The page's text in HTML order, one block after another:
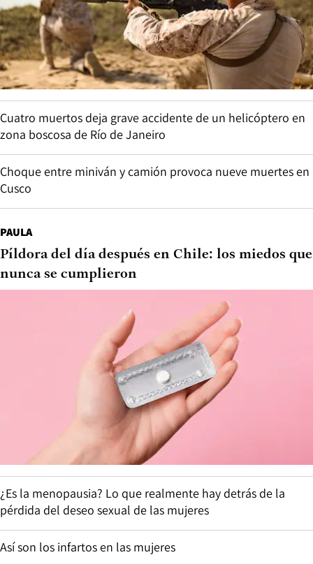
Cuatro muertos deja grave accidente de un helicóptero en
zona boscosa de Río de Janeiro
Choque entre miniván y camión provoca nueve muertes en
Cusco
PAULA
Píldora del día después en Chile: los miedos que
nunca se cumplieron
¿Es la menopausia? Lo que realmente hay detrás de la
pérdida del deseo sexual de las mujeres
Así son los infartos en las mujeres